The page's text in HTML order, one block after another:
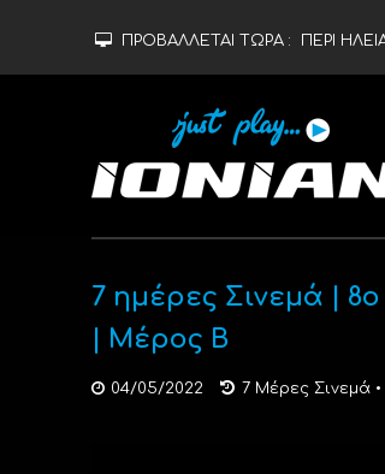
ΠΡΟΒΑΛΛΕΤΑΙ ΤΩΡΑ : ΠΕΡΙ
7 ημέρες Σινεμά |
| Μέρος Β
04/05/2022 7 Μέρες Σινεμά •